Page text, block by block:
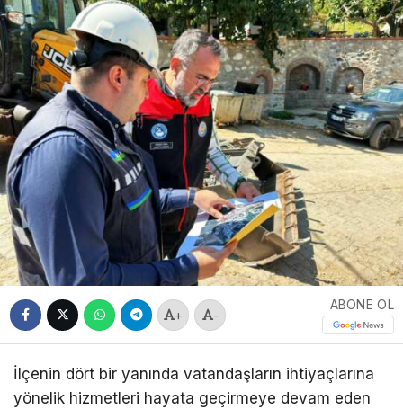
+ -
ABONE OL
İlçenin dört bir yanında vatandaşların ihtiyaçlarına
yönelik hizmetleri hayata geçirmeye devam eden